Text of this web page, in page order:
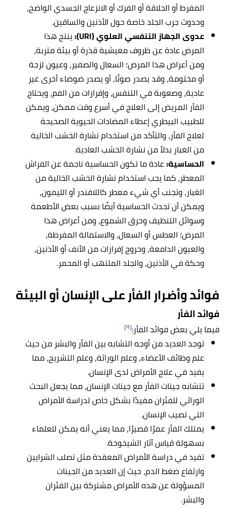
المفرط أو الحلاقة أو الفرك أو الانزعاج الجسدي الواضح،
وحدوث جرب الجلد خاصة حول الأذنين والساقين.
عدوى الجهاز التنفسي العلوي (URI):
ينتج هذا
المرض عادة عن ظروف معيشية قذرة أو بيئة متربة،
ومن أعراض هذا المرض؛ السعال والصفير، وعيون لزجة
أو مختومة، وقد يصدر صوتًا، أو يصدر ضوضاء أخرى غير
عادية، وصعوبة في التنفس، وإفرازات من الفم، ويحتاج
الفأر المريض إلى العلاج في أسرع وقت ممكن، ويمكن
للطبيب البيطري إعطاء المضادات الحيوية الصحيحة
لعلاج الفأر، والتأكد من استخدام نشارة الخشب الخالية
من الغبار بدلاً من نشارة الخشب العادية.
الحساسية:عادة ما تكون الحساسية ناجمة عن الفراش
المعطر، كما يجب استخدام نشارة الخشب الخالية من
الغبار، وتجنب أي شيء معطر كاللافندر أو الليمون،
ويمكن أن تحدث الحساسية أيضًا بسبب بعض الأطعمة
وسوائل التنظيف وحرق الشموع، ومن أعراض هذا
المرض؛ العطس أو السعال، والاستمالة المفرطة،
والعيون الدامعة، وخروج إفرازات من الأنف أو الأذنين،
وحكة في الأذنين، والجلد الملتهب أو المحمر.
فوائد وأضرار الفأر على الإنسان أو البيئة
فوائد الفأر
فيما يلي بعض فوائد الفأر:[٩]
توجد العديد من أوجه التشابه بين الفأر والبشر من حيث
علم وظائف الأعضاء، وعلم الوراثة، وعلم التشريح، مما
يفيد في علاج الأمراض لدى الإنسان.
تتشابه جينات الفأر مع جينات الإنسان، مما يجعل البحث
الوراثي للفئران مفيدًا بشكل خاص لدراسة الأمراض
التي تصيب الإنسان.
يمتلك الفأر عمرًا قصيرًا، مما يعني أنه يمكن للعلماء
بسهولة قياس آثار الشيخوخة.
تفيد في دراسة الأمراض المعقدة مثل تصلب الشرايين
وارتفاع ضغط الدم، حيث إن العديد من الجينات
المسؤولة عن هذه الأمراض مشتركة بين الفئران
والبشر.